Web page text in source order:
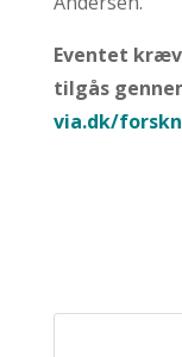
Eventet
tilgås
via.dk/